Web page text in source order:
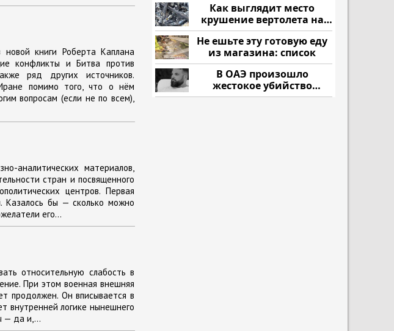
книги Роберта Каплана
конфликты и Битва против
ряд других источников.
помимо того, что о нём
вопросам (если не по всем),
аналитических материалов,
стран и посвященного
центров. Первая
Казалось бы — сколько можно
его...
относительную слабость в
При этом военная внешняя
продолжен. Он вписывается в
внутренней логике нынешнего
— да и,...
Как выглядит место
крушение вертолета на
Кавказе: смотреть
Не ешьте эту готовую еду
из магазина: список
В ОАЭ произошло
жестокое убийство
криптомиллионера